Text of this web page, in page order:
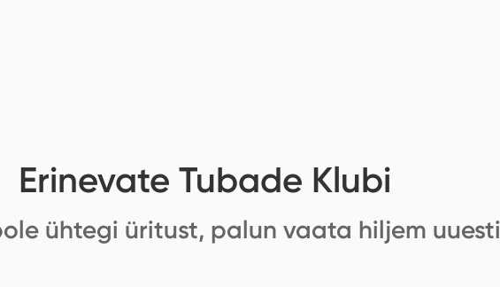
Erinevate Tubade Klubi
ühtegi üritust, palun vaata hiljem uuesti